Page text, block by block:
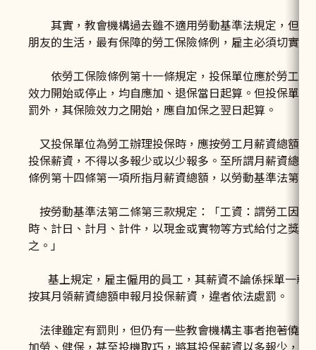
其實，教會機構過去雖不適用勞動基準法規定，但並
朋友的生活，最有保障的勞工保險條例，雇主必須切實遵
依勞工保險條例第十一條規定，投保單位應於勞工到
效力開始或停止，均自應加、退保當日起算。但投保單
罰外，其保險效力之開始，應自加保之翌日起算。
又投保單位為勞工辦理投保時，應按勞工月薪資總額
投保薪資，不得以多報少或以少報多。至所謂月薪資總
條例第十四條第一項所指月薪資總額，以勞動基準法第
按勞動基準法第二條第三款規定：「工資：謂勞工因
時、計日、計月、計件，以現金或實物等方式給付之獎
之。」
基上規定，雇主僱用的員工，其薪資不論係採單一薪
按其月領薪資總額申報月投保薪資，違者依法處罰。
法律雖定有罰則，但仍有一些教會機構主事者抱著僥
加勞、健保，甚至投機取巧，將其投保薪資以多報少，